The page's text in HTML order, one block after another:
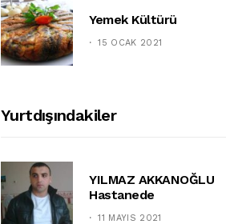
Yemek Kültürü
15 OCAK 2021
Yurtdışındakiler
YILMAZ AKKANOĞLU
Hastanede
11 MAYIS 2021